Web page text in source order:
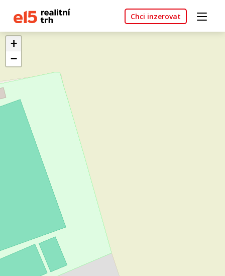
Chci inzerovat
+
−